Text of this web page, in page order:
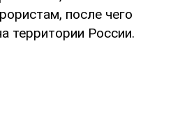
после чего
территории России.